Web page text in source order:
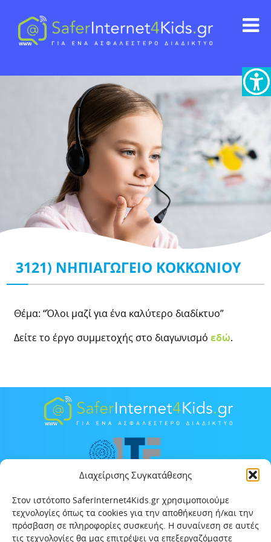
Διαχείρισης Συγκατάθεσης
Στον ιστότοπο SaferInternet4Kids.gr χρησιμοποιούμε
τεχνολογίες όπως τα cookies για την αποθήκευση ή/και την
πρόσβαση σε πληροφορίες συσκευής. Η συναίνεση σε αυτές
τις τεχνολογίες θα μας επιτρέψει να επεξεργαζόμαστε
3121) ΝΗΠΙΑΓΩΓΕΙΟ ΚΟΚΚΩΝΙΟΥ
Θέμα: “Όλοι μαζί για ένα καλύτερο διαδίκτυο”
Δείτε το έργο συμμετοχής στο διαγωνισμόεδώ.